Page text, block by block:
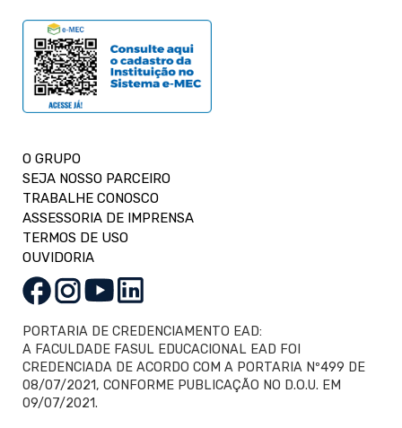
O GRUPO
SEJA NOSSO PARCEIRO
TRABALHE CONOSCO
ASSESSORIA DE IMPRENSA
TERMOS DE USO
OUVIDORIA
PORTARIA DE CREDENCIAMENTO EAD:
A FACULDADE FASUL EDUCACIONAL EAD FOI
CREDENCIADA DE ACORDO COM A PORTARIA Nº499 DE
08/07/2021, CONFORME PUBLICAÇÃO NO D.O.U. EM
09/07/2021.